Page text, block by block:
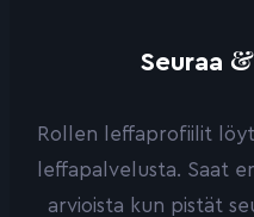
Seuraa &
Rollen leffaprofiilit
leffapalvelusta. Saat
arvioista kun pistät